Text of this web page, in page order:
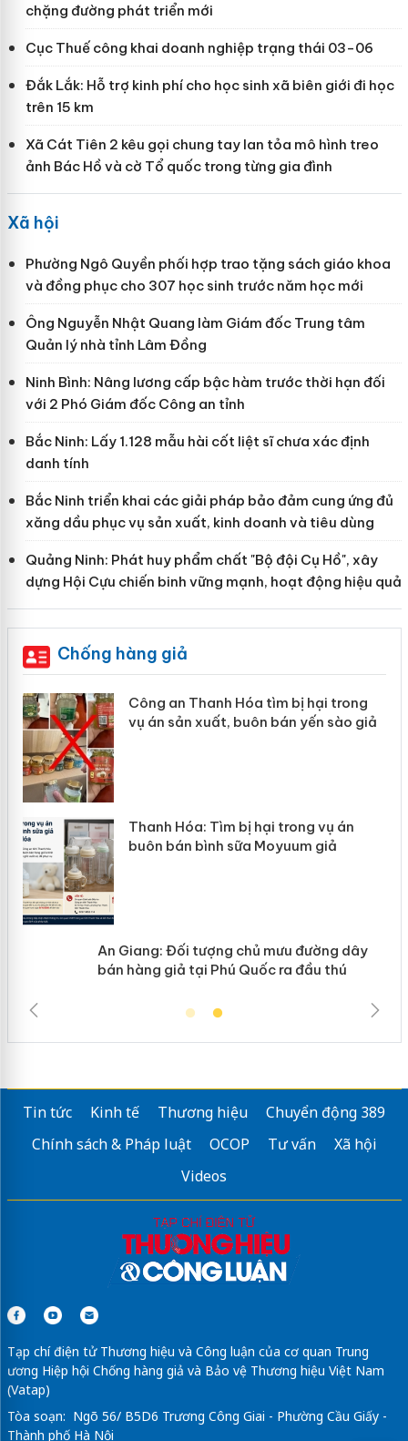
chặng đường phát triển mới
Cục Thuế công khai doanh nghiệp trạng thái 03-06
Đắk Lắk: Hỗ trợ kinh phí cho học sinh xã biên giới đi học
trên 15 km
Xã Cát Tiên 2 kêu gọi chung tay lan tỏa mô hình treo
ảnh Bác Hồ và cờ Tổ quốc trong từng gia đình
Xã hội
Phường Ngô Quyền phối hợp trao tặng sách giáo khoa
và đồng phục cho 307 học sinh trước năm học mới
Ông Nguyễn Nhật Quang làm Giám đốc Trung tâm
Quản lý nhà tỉnh Lâm Đồng
Ninh Bình: Nâng lương cấp bậc hàm trước thời hạn đối
với 2 Phó Giám đốc Công an tỉnh
Bắc Ninh: Lấy 1.128 mẫu hài cốt liệt sĩ chưa xác định
danh tính
Bắc Ninh triển khai các giải pháp bảo đảm cung ứng đủ
xăng dầu phục vụ sản xuất, kinh doanh và tiêu dùng
Quảng Ninh: Phát huy phẩm chất "Bộ đội Cụ Hồ", xây
dựng Hội Cựu chiến binh vững mạnh, hoạt động hiệu quả
Chống hàng giả
Công an Thanh Hóa tìm bị hại trong
vụ án sản xuất, buôn bán yến sào giả
Thanh Hóa: Tìm bị hại trong vụ án
buôn bán bình sữa Moyuum giả
An Giang: Đối tượng chủ mưu đường
dây bán hàng giả tại Phú Quốc ra đầu
Thương hiệu
Videos
Tạp chí điện tử Thương hiệu và Công luận của cơ quan Trung
ương Hiệp hội Chống hàng giả và Bảo vệ Thương hiệu Việt Nam